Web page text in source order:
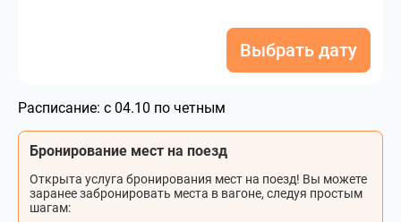
Выбрать дату
Расписание: с 04.10 по четным
Бронирование мест на поезд
Открыта услуга бронирования мест на поезд! Вы можете
заранее забронировать места в вагоне, следуя простым
шагам: